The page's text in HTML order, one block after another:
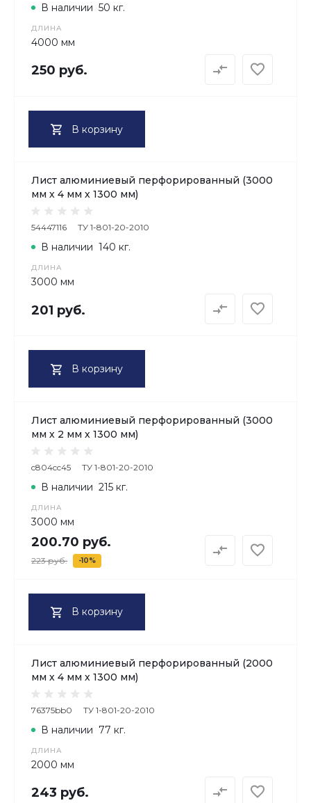
ДЛИНА
4000 мм
В наличии 50 кг.
250 руб.
В корзину
Лист алюминиевый перфорированный (3000
мм х 4 мм х 1300 мм)
54447116 ТУ 1-801-20-2010
ДЛИНА
3000 мм
В наличии 140 кг.
201 руб.
В корзину
Лист алюминиевый перфорированный (3000
мм х 2 мм х 1300 мм)
c804cc45 ТУ 1-801-20-2010
ДЛИНА
3000 мм
В наличии 215 кг.
200.70 руб.
223 руб. -10%
В корзину
Лист алюминиевый перфорированный (2000
мм х 4 мм х 1300 мм)
76375bb0 ТУ 1-801-20-2010
ДЛИНА
2000 мм
В наличии 77 кг.
243 руб.